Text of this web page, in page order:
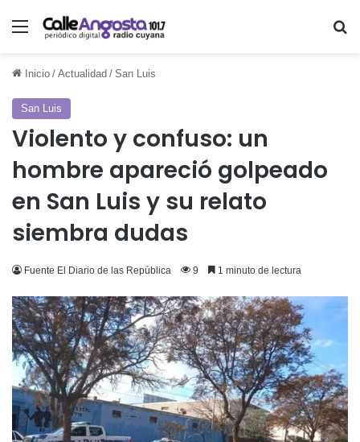
Menú
Inicio / Actualidad / San Luis
San Luis
Violento y confuso: un
hombre apareció golpeado
en San Luis y su relato
siembra dudas
Fuente El Diario de las República 9 1 minuto de lectura